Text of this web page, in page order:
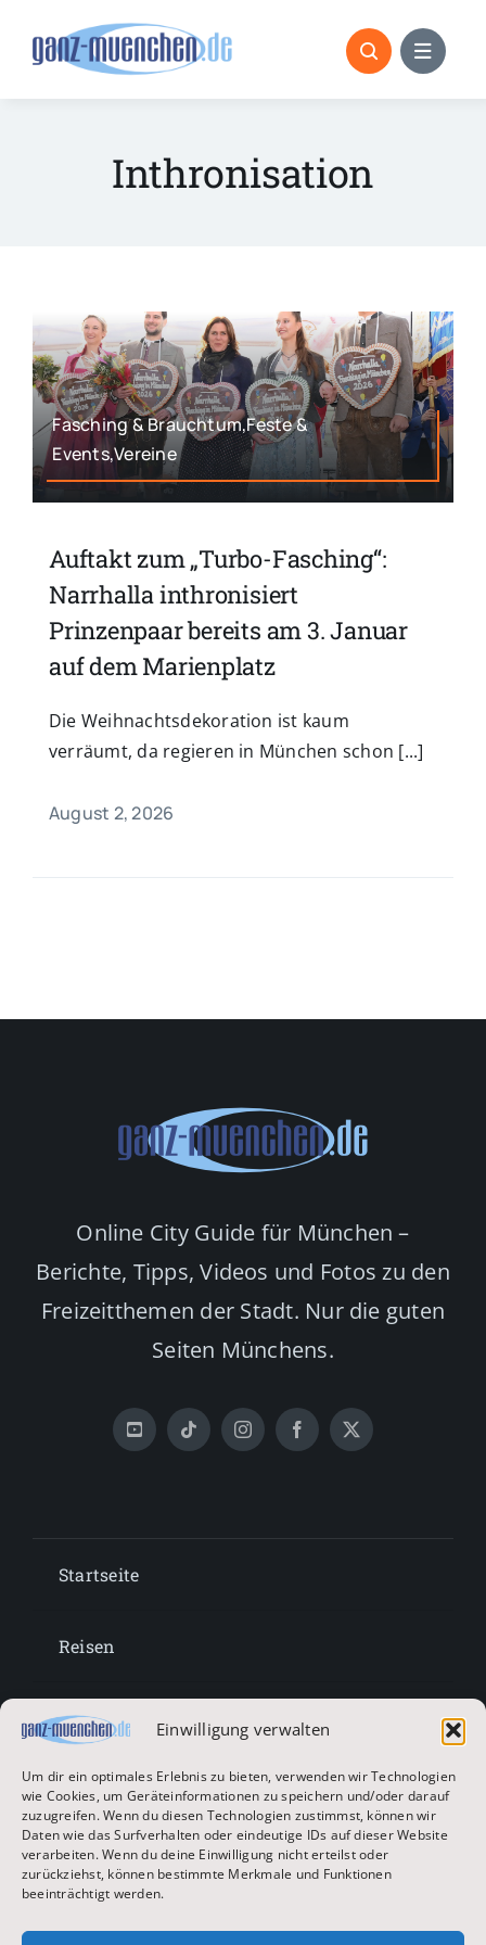
Einwilligung verwalten
Um dir ein optimales Erlebnis zu bieten, verwenden wir Technologien
wie Cookies, um Geräteinformationen zu speichern und/oder darauf
zuzugreifen. Wenn du diesen Technologien zustimmst, können wir
Daten wie das Surfverhalten oder eindeutige IDs auf dieser Website
verarbeiten. Wenn du deine Einwilligung nicht erteilst oder
zurückziehst, können bestimmte Merkmale und Funktionen
beeinträchtigt werden.
Inthronisation
Fasching & Brauchtum,Feste &
Events,Vereine
Auftakt zum „Turbo-Fasching“:
Narrhalla inthronisiert
Prinzenpaar bereits am 3. Januar
auf dem Marienplatz
Die Weihnachtsdekoration ist kaum
verräumt, da regieren in München schon [...]
August 2, 2026
Online City Guide für München –
Berichte, Tipps, Videos und Fotos zu den
Freizeitthemen der Stadt. Nur die guten
Seiten Münchens.
Startseite
Reisen
Lifestyle
Entertainment
Oktoberfest & Volksfeste
Zur Hauptseite